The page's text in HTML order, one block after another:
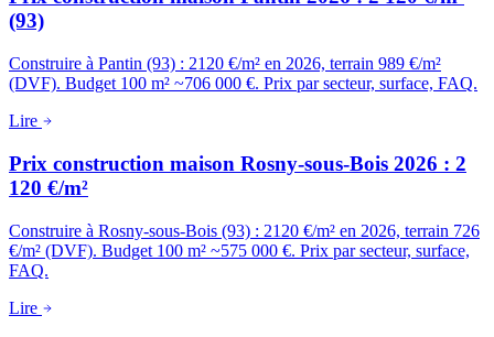
(93)
Construire à Pantin (93) : 2120 €/m² en 2026, terrain 989 €/m²
(DVF). Budget 100 m² ~706 000 €. Prix par secteur, surface, FAQ.
Lire
Prix construction maison Rosny-sous-Bois 2026 : 2
120 €/m²
Construire à Rosny-sous-Bois (93) : 2120 €/m² en 2026, terrain 726
€/m² (DVF). Budget 100 m² ~575 000 €. Prix par secteur, surface,
FAQ.
Lire